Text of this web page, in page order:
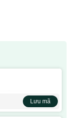
Lưu mã